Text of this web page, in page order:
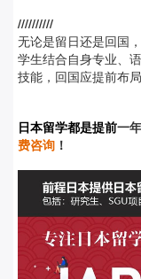
//////////
无论是留日还是回国
学生结合自身专业、
技能 ，回国应提前布
日本留学都是提前一
费咨询 ！